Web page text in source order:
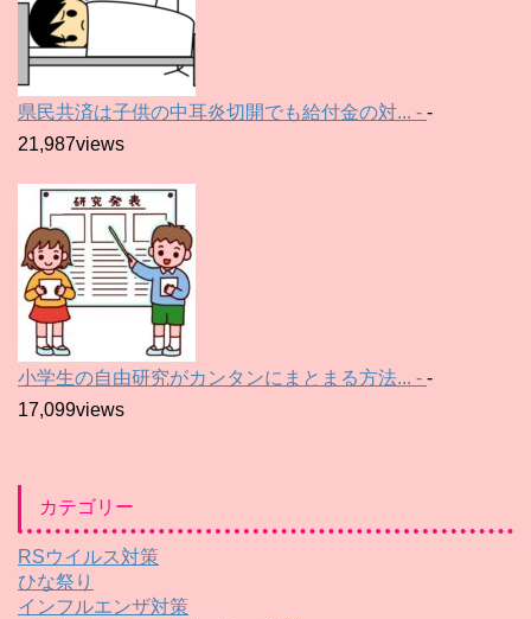
県民共済は子供の中耳炎切開でも給付金の対... - -
21,987views
小学生の自由研究がカンタンにまとまる方法... - -
17,099views
カテゴリー
RSウイルス対策
ひな祭り
インフルエンザ対策